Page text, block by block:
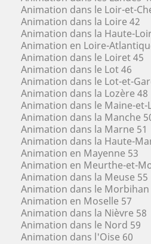
Animation dans le Loir-et-
Animation dans la Loire 42
Animation dans la Haute-
Animation en Loire-
Animation dans le Loiret 45
Animation dans le Lot 46
Animation dans le Lot-et-
Animation dans la Lozère 48
Animation dans le Maine-et-
Animation dans la Manche
Animation dans la Marne 51
Animation dans la Haute-
Animation en Mayenne 53
Animation en Meurthe-et-
Animation dans la Meuse 55
Animation dans le Morbihan
Animation en Moselle 57
Animation dans la Nièvre 58
Animation dans le Nord 59
Animation dans l'Oise 60